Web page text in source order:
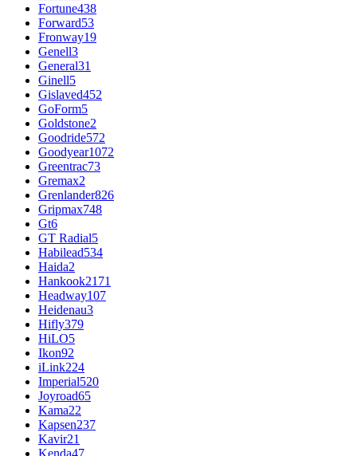
Fortune438
Forward53
Fronway19
Genell3
General31
Ginell5
Gislaved452
GoForm5
Goldstone2
Goodride572
Goodyear1072
Greentrac73
Gremax2
Grenlander826
Gripmax748
Gt6
GT Radial5
Habilead534
Haida2
Hankook2171
Headway107
Heidenau3
Hifly379
HiLO5
Ikon92
iLink224
Imperial520
Joyroad65
Kama22
Kapsen237
Kavir21
Kenda47